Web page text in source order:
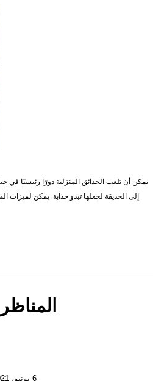
يمكن أن تلعب الحدائق المنزلية دورًا رئيسيًا في
إلى الحديقة لجعلها تبدو جذابة. يمكن لميزات
المناظر الطبيعية:
6 يونيو، 2021